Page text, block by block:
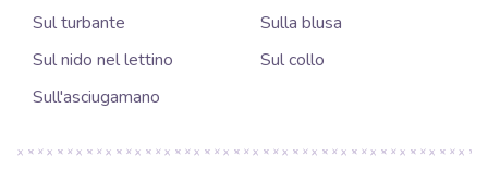
Sul turbante
Sulla blusa
Sul nido nel lettino
Sul collo
Sull'asciugamano